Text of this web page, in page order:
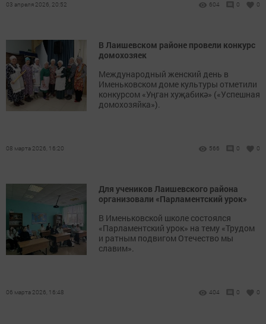
03 апреля 2026, 20:52 604 0 0
В Лаишевском районе провели конкурс
домохозяек
Международный женский день в
Именьковском доме культуры отметили
конкурсом «Уңган хуҗабикә» («Успешная
домохозяйка»).
08 марта 2026, 16:20 566 0 0
Для учеников Лаишевского района
организовали «Парламентский урок»
В Именьковской школе состоялся
«Парламентский урок» на тему «Трудом
и ратным подвигом Отечество мы
славим».
06 марта 2026, 16:48 404 0 0